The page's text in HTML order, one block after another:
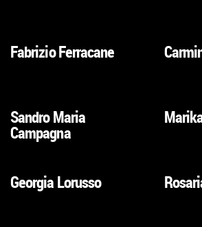
VAI
Fabrizio Ferracane
VAI
VAI
ALLA
Sandro Maria
Campagna
VAI
VAI
Georgia Lorusso
VAI